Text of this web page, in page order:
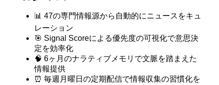
📊 47の専門情報源から自動的にニュースをキュ
レーション
🎯 Signal Scoreによる優先度の可視化で意思決
定を効率化
🧠 6ヶ月のナラティブメモリで文脈を踏まえた
情報提供
⏰ 毎週月曜日の定期配信で情報収集の習慣化を